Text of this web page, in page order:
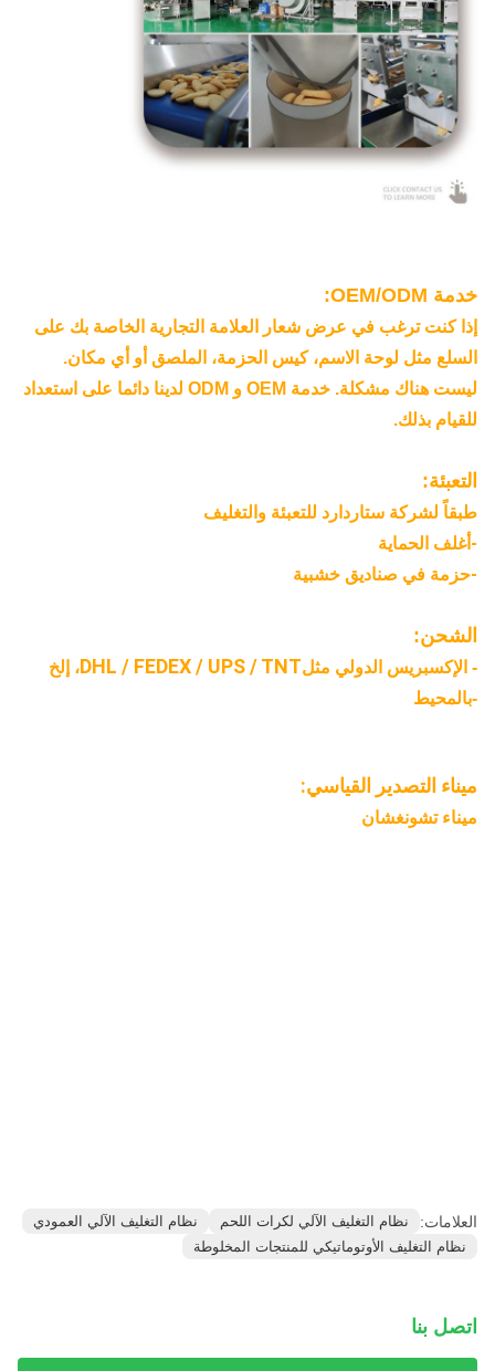
خدمة OEM/ODM:
إذا كنت ترغب في عرض شعار العلامة التجارية الخاصة بك على
السلع مثل لوحة الاسم، كيس الحزمة، الملصق أو أي مكان.
ليست هناك مشكلة. خدمة OEM و ODM لدينا دائما على استعداد
للقيام بذلك.
التعبئة:
طبقاً لشركة ستاردارد للتعبئة والتغليف
-أغلف الحماية
-حزمة في صناديق خشبية
الشحن:
- الإكسبريس الدولي مثلDHL / FEDEX / UPS / TNT، إلخ
-بالمحيط
ميناء التصدير القياسي:
ميناء تشونغشان
العلامات: نظام التغليف الآلي لكرات اللحم
نظام التغليف الآلي العمودي
نظام التغليف الأوتوماتيكي للمنتجات المخلوطة
اتصل بنا